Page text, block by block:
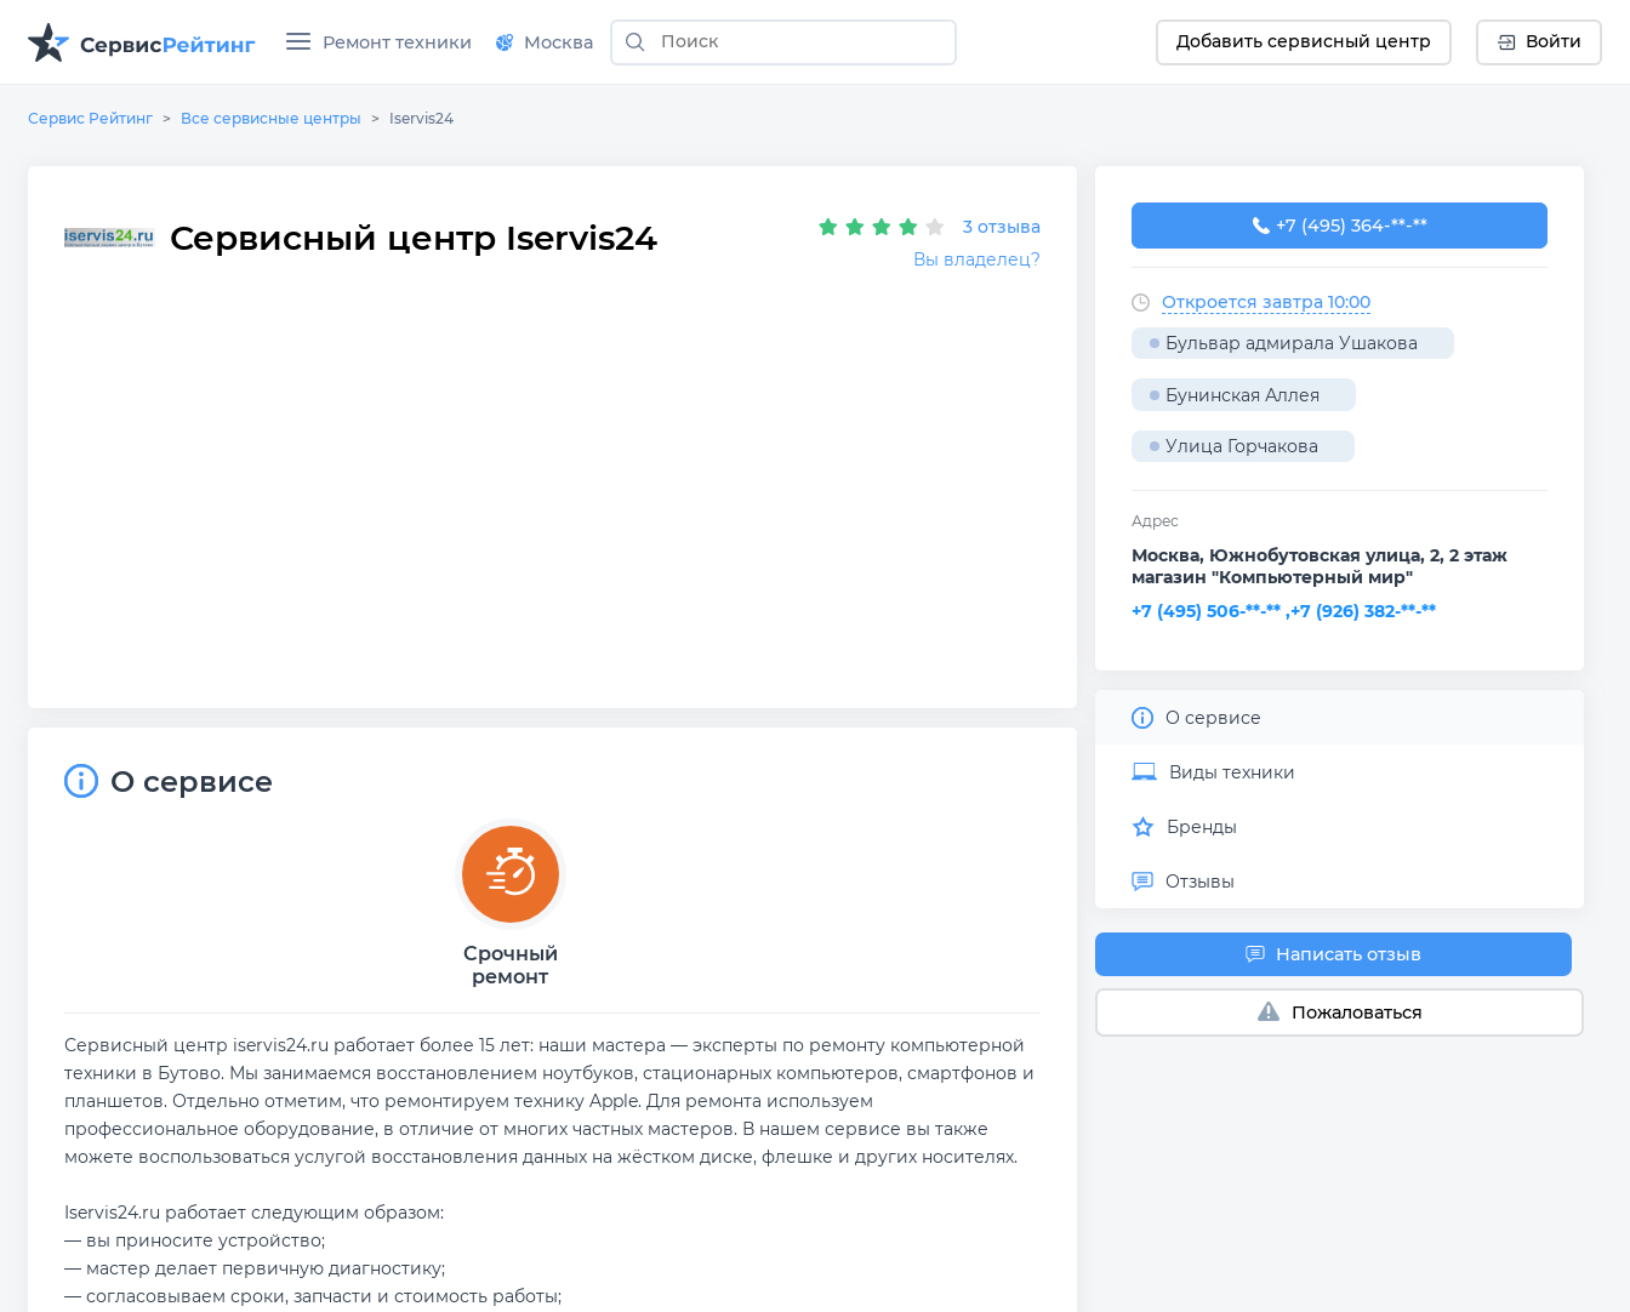
Ремонт техники Москва Добавить сервисный центр Войти
Сервис Рейтинг Все сервисные центры Iservis24
Сервисный центр Iservis24
3 отзыва
Вы владелец?
О сервисе
Срочный
ремонт
Оплата после
ремонта
Сервисный центр iservis24.ru работает более 15 лет: наши мастера — эксперты по ремонту компьютерной
техники в Бутово. Мы занимаемся восстановлением ноутбуков, стационарных компьютеров, смартфонов и
планшетов. Отдельно отметим, что ремонтируем технику Apple. Для ремонта используем
профессиональное оборудование, в отличие от многих частных мастеров. В нашем сервисе вы также
можете воспользоваться услугой восстановления данных на жёстком диске, флешке и других носителях.
Iservis24.ru работает следующим образом:
— вы приносите устройство;
— мастер делает первичную диагностику;
— согласовываем сроки, запчасти и стоимость работы;
+7 (495) 364-67-39
+7 (495) 364-**-**
Откроется завтра 10:00
Бульвар адмирала Ушакова
Бунинская Аллея
Улица Горчакова
Адрес
Москва, Южнобутовская улица, 2, 2 этаж
магазин "Компьютерный мир"
+7 (495) 506-**-** ,+7 (926) 382-**-**
О сервисе
Виды техники
Бренды
Отзывы
Написать отзыв
Пожаловаться